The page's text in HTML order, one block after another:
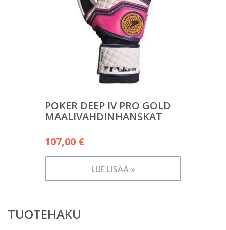
POKER DEEP IV PRO GOLD
MAALIVAHDINHANSKAT
107,00 €
LUE LISÄÄ »
TUOTEHAKU